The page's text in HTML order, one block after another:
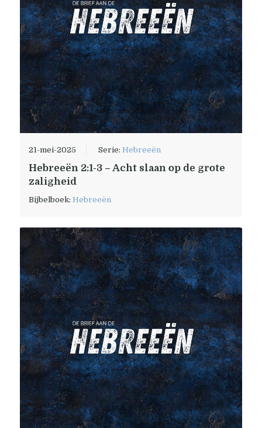
21-mei-2025 Serie:Hebreeën
Hebreeën 2:1-3 – Acht slaan op de grote
zaligheid
Bijbelboek:Hebreeën